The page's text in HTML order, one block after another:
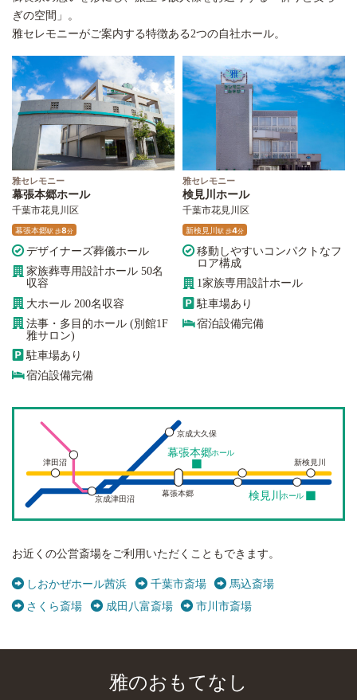
ぎの空間」。
雅セレモニーがご案内する特徴ある2つの自社ホール。
雅セレモニー
幕張本郷ホール
千葉市花見川区
幕張本郷駅歩8分
デザイナーズ葬儀ホール
家族葬専用設計ホール 50名
収容
大ホール 200名収容
法事・多目的ホール (別館1F
雅サロン)
駐車場あり
宿泊設備完備
雅セレモニー
検見川ホール
千葉市花見川区
新検見川駅歩4分
移動しやすいコンパクトなフ
ロア構成
1家族専用設計ホール
駐車場あり
宿泊設備完備
幕張本郷ホール
検見川ホール
幕張本郷
京成大久保
京成津田沼
津田沼 新検見川
お近くの公営斎場をご利用いただくこともできます。
しおかぜホール茜浜 千葉市斎場
馬込斎場
さくら斎場
成田八富斎場 市川市斎場
雅のおもてなし